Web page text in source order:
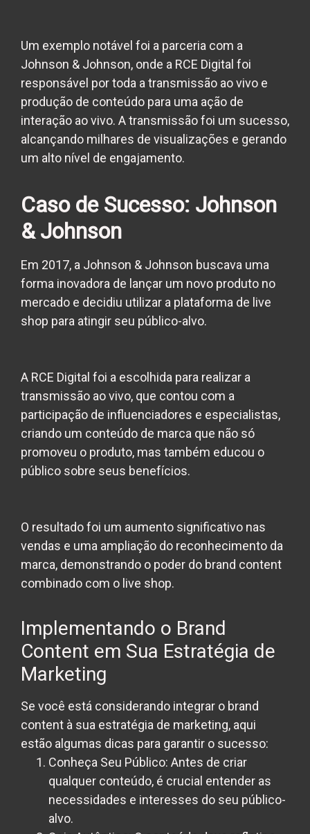
Um exemplo notável foi a parceria com a
Johnson & Johnson, onde a RCE Digital foi
responsável por toda a transmissão ao vivo e
produção de conteúdo para uma ação de
interação ao vivo. A transmissão foi um sucesso,
alcançando milhares de visualizações e gerando
um alto nível de engajamento.
Caso de Sucesso: Johnson
& Johnson
Em 2017, a Johnson & Johnson buscava uma
forma inovadora de lançar um novo produto no
mercado e decidiu utilizar a plataforma de live
shop para atingir seu público-alvo.
A RCE Digital foi a escolhida para realizar a
transmissão ao vivo, que contou com a
participação de influenciadores e especialistas,
criando um conteúdo de marca que não só
promoveu o produto, mas também educou o
público sobre seus benefícios.
O resultado foi um aumento significativo nas
vendas e uma ampliação do reconhecimento da
marca, demonstrando o poder do brand content
combinado com o live shop.
Implementando o Brand
Content em Sua Estratégia de
Marketing
Se você está considerando integrar o brand
content à sua estratégia de marketing, aqui
estão algumas dicas para garantir o sucesso:
Conheça Seu Público: Antes de criar
qualquer conteúdo, é crucial entender as
necessidades e interesses do seu público-
alvo.